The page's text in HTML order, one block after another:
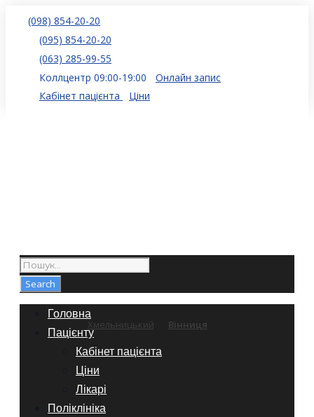
(098) 854-20-20
(095) 854-20-20
(063) 285-99-55
Коллцентр 09:00-19:00
Онлайн запис
Кабінет пацієнта
Ціни
Хмельницький Вінниця
Головна
Пацієнту
Кабінет пацієнта
Ціни
Лікарі
Поліклініка